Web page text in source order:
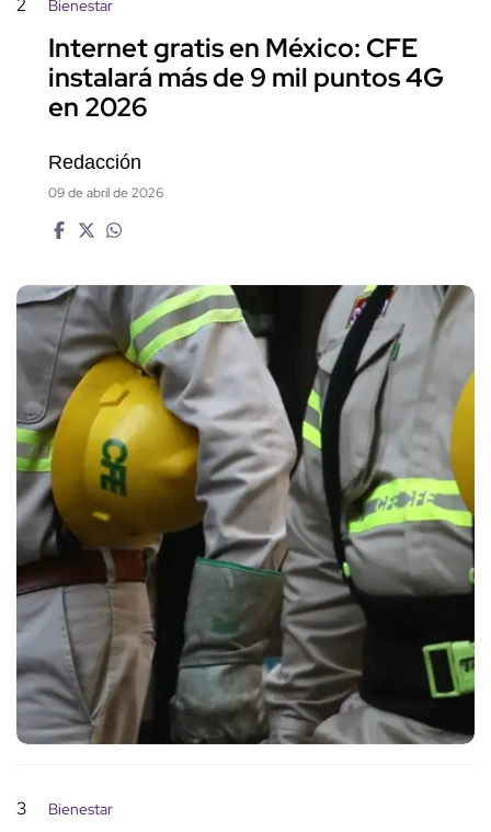
2 Bienestar
Internet gratis en México: CFE
instalará más de 9 mil puntos 4G
en 2026
Redacción
09 de abril de 2026
3 Bienestar